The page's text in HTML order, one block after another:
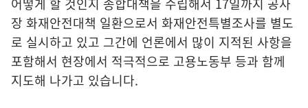
어떻게 할 것인지 종합대책을 수립해서 17일까지 공사
장 화재안전대책 일환으로서 화재안전특별조사를 별도
로 실시하고 있고 그간에 언론에서 많이 지적된 사항을
포함해서 현장에서 적극적으로 고용노동부 등과 함께
지도해 나가고 있습니다.